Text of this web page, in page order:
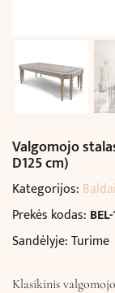
Valgomojo
D125 cm)
Kategorijos: Baldai
Prekės kodas:
Sandėlyje: Turime
Klasikinis